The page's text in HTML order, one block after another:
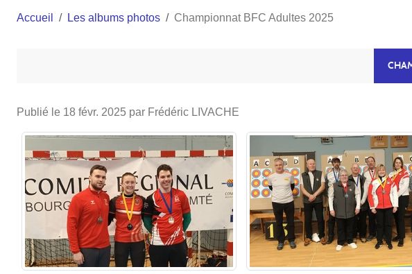
Accueil Les albums photos Championnat BFC Adultes 2025
Publié le 18 févr. 2025 par Frédéric LIVACHE